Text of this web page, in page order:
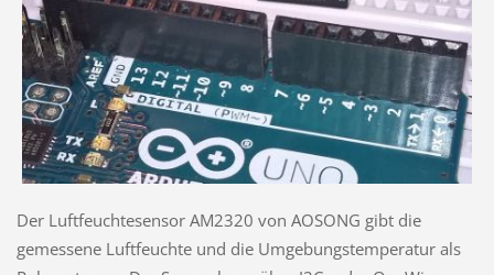
Der Luftfeuchtesensor AM2320 von AOSONG gibt die
gemessene Luftfeuchte und die Umgebungstemperatur als